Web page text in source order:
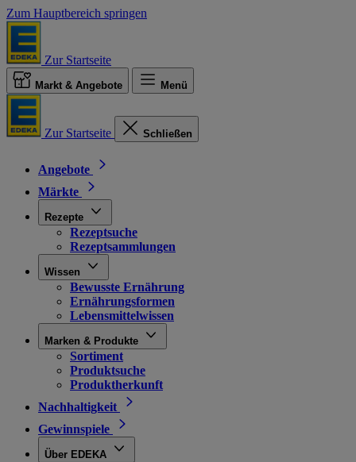
Zum Hauptbereich springen
Zur Startseite
Markt & Angebote Menü
Zur Startseite Schließen
Angebote
Märkte
Rezepte
Rezeptsuche
Rezeptsammlungen
Wissen
Bewusste Ernährung
Ernährungsformen
Lebensmittelwissen
Marken & Produkte
Sortiment
Produktsuche
Produktherkunft
Nachhaltigkeit
Gewinnspiele
Über EDEKA